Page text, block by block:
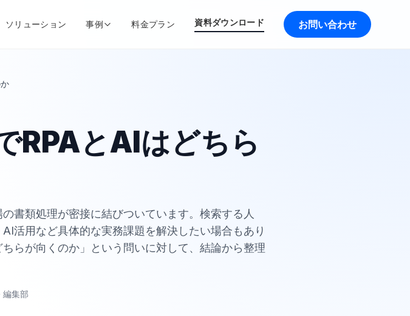
ソリューション 事例 料金プラン 資料ダウンロード お問い合わせ
RPAとAIはどちら
書類処理が密接に結びついています。検索する人
活用など具体的な実務課題を解決したい場合もあり
らが向くのか」という問いに対して、結論から整理
集部